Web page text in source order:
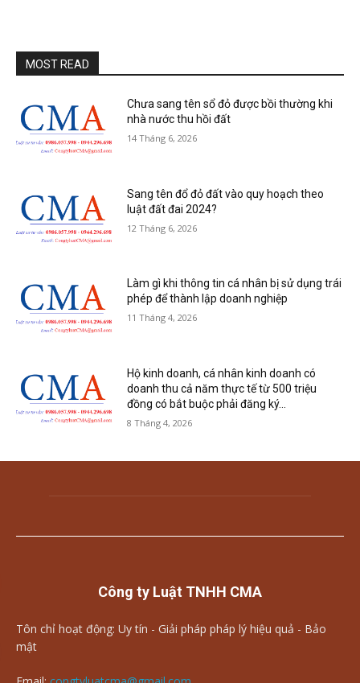
MOST READ
Chưa sang tên sổ đỏ được bồi thường khi
nhà nước thu hồi đất
14 Tháng 6, 2026
Sang tên đổ đỏ đất vào quy hoạch theo
luật đất đai 2024?
12 Tháng 6, 2026
Làm gì khi thông tin cá nhân bị sử dụng trái
phép để thành lập doanh nghiệp
11 Tháng 4, 2026
Hộ kinh doanh, cá nhân kinh doanh có
doanh thu cả năm thực tế từ 500 triệu
đồng có bắt buộc phải đăng ký...
8 Tháng 4, 2026
Công ty Luật TNHH CMA
Tôn chỉ hoạt động: Uy tín - Giải pháp pháp lý hiệu quả - Bảo
mật